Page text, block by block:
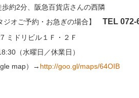
約2分、阪急百貨店さんの西隣
ジオご予約・お急ぎの場合】 TEL 072-
ミドリビル１Ｆ・２Ｆ
（水曜日／休業日）
map）→ http://goo.gl/maps/64OIB